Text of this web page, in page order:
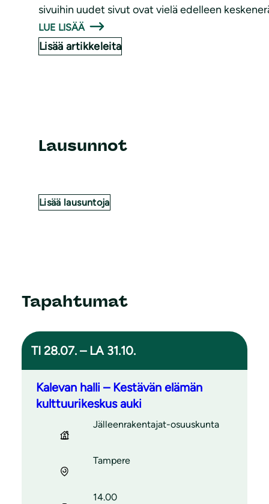
sivuihin uudet sivut ovat vielä edelleen
LUE LISÄÄ
Lisää artikkeleita
Lausunnot
Lisää lausuntoja
Tapahtumat
TI 28.07. – LA 31.10.
Kalevan halli – Kestävän elämän
kulttuurikeskus auki
Jälleenrakentajat-osuuskunta
Tampere
14.00